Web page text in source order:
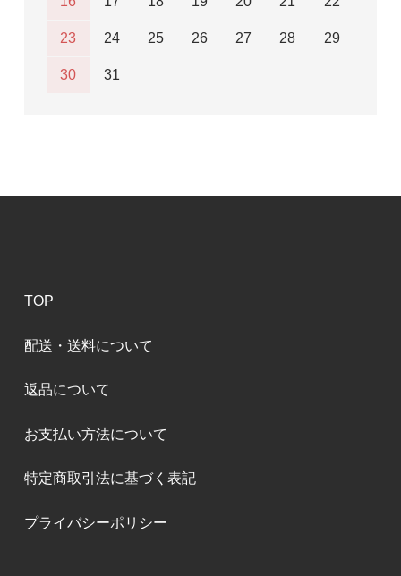
23 24 25 26 27 28 29
30 31
TOP
配送・送料について
返品について
お支払い方法について
特定商取引法に基づく表記
プライバシーポリシー